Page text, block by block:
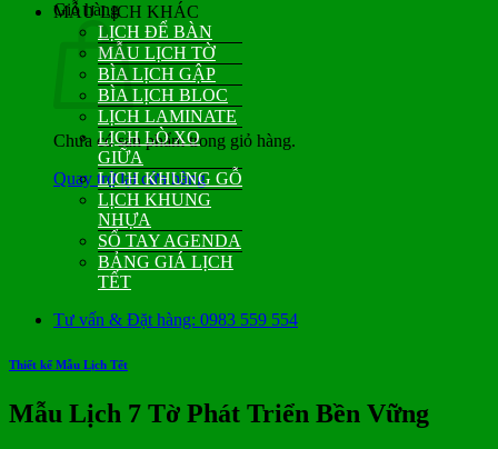
Giỏ hàng
Chưa có sản phẩm trong giỏ hàng.
Quay trở lại cửa hàng
MẪU LỊCH KHÁC
LỊCH ĐỂ BÀN
MẪU LỊCH TỜ
BÌA LỊCH GẬP
BÌA LỊCH BLOC
LỊCH LAMINATE
LỊCH LÒ XO
GIỮA
LỊCH KHUNG GỖ
LỊCH KHUNG
NHỰA
SỔ TAY AGENDA
BẢNG GIÁ LỊCH
TẾT
Tư vấn & Đặt hàng: 0983 559 554
Thiết kế Mẫu Lịch Tết
Mẫu Lịch 7 Tờ Phát Triển Bền Vững